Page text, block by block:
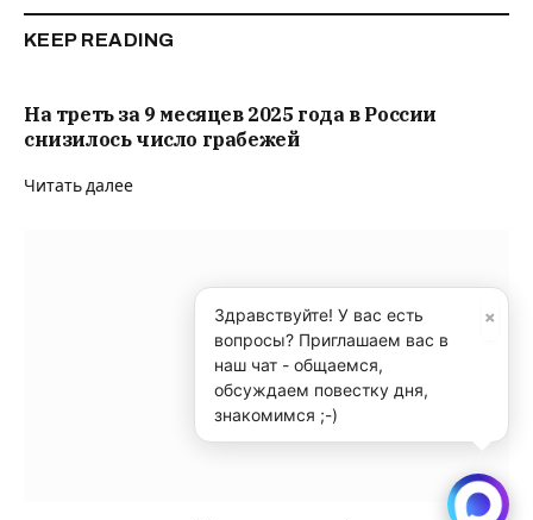
KEEP READING
На треть за 9 месяцев 2025 года в России
снизилось число грабежей
Читать далее
×
Здравствуйте! У вас есть
вопросы? Приглашаем вас в
наш чат - общаемся,
обсуждаем повестку дня,
знакомимся ;-)